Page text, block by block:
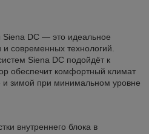
DC — это идеальное
современных технологий.
Siena DC подойдёт к
обеспечит комфортный климат
зимой при минимальном уровне
внутреннего блока в